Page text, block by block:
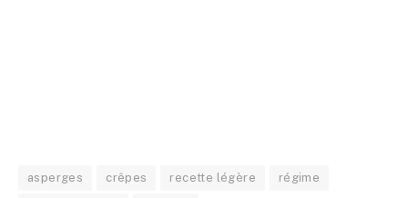
asperges crêpes recette légère régime